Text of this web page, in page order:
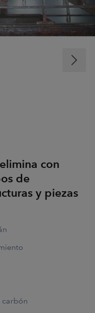
con
de
y piezas
carbón